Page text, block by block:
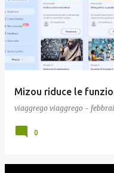
Mizou riduce le
viaggrego viaggrego -
0